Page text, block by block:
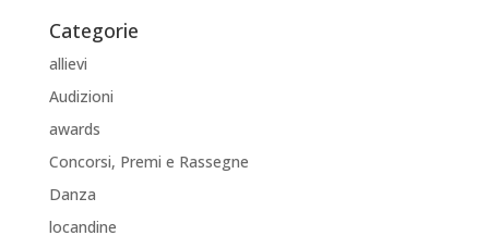
Categorie
allievi
Audizioni
awards
Concorsi, Premi e Rassegne
Danza
locandine